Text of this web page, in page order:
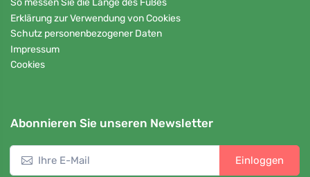
So messen Sie die Länge des Fußes
Erklärung zur Verwendung von Cookies
Schutz personenbezogener Daten
Impressum
Cookies
Abonnieren Sie unseren Newsletter
Einloggen